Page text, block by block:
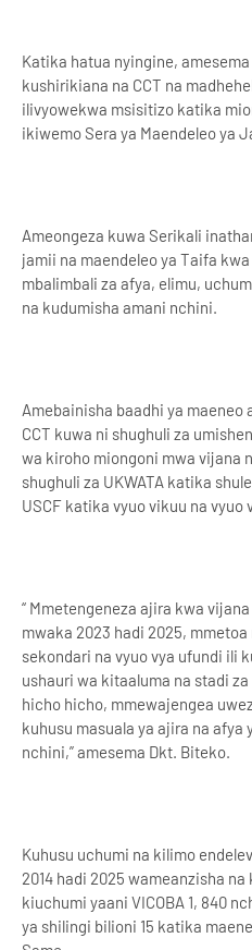
Katika hatua nyingine,
kushirikiana na CCT na
ilivyowekwa msisitizo katika
ikiwemo Sera ya Maendeleo ya
Ameongeza kuwa Serikali
jamii na maendeleo ya Taifa
mbalimbali za afya, elimu,
na kudumisha amani nchini.
Amebainisha baadhi ya maeneo
CCT kuwa ni shughuli za
wa kiroho miongoni mwa vijana
shughuli za UKWATA katika
USCF katika vyuo vikuu na vyuo
“ Mmetengeneza ajira kwa
mwaka 2023 hadi 2025,
sekondari na vyuo vya ufundi ili
ushauri wa kitaaluma na stadi
hicho hicho, mmewajengea
kuhusu masuala ya ajira na
nchini,” amesema Dkt. Biteko.
Kuhusu uchumi na kilimo
2014 hadi 2025 wameanzisha
kiuchumi yaani VICOBA 1, 840
ya shilingi bilioni 15 katika